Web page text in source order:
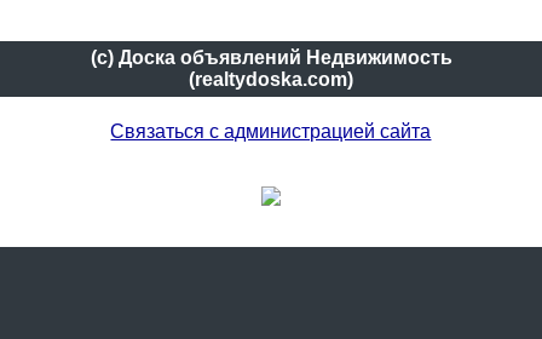
(c) Доска объявлений Недвижимость
(realtydoska.com)
Связаться с администрацией сайта